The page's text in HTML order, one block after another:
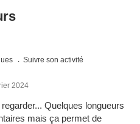
Suivre son activité
2024
Quelques longueurs
mais ça permet de